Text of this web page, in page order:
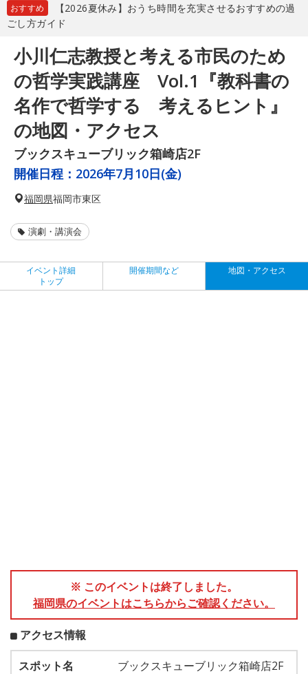
おすすめ
【2026夏休み】おうち時間を充実させるおすすめの過
ごし方ガイド
小川仁志教授と考える市民のため
の哲学実践講座 Vol.1『教科書の
名作で哲学する 考えるヒント』
の地図・アクセス
ブックスキューブリック箱崎店2F
開催日程： 2026年7月10日(金)
福岡県福岡市東区
演劇・講演会
イベント詳細
トップ
開催期間など 地図・アクセス
※ このイベントは終了しました。
福岡県のイベントはこちらからご確認ください。
アクセス情報
スポット名
ブックスキューブリック箱崎店2F